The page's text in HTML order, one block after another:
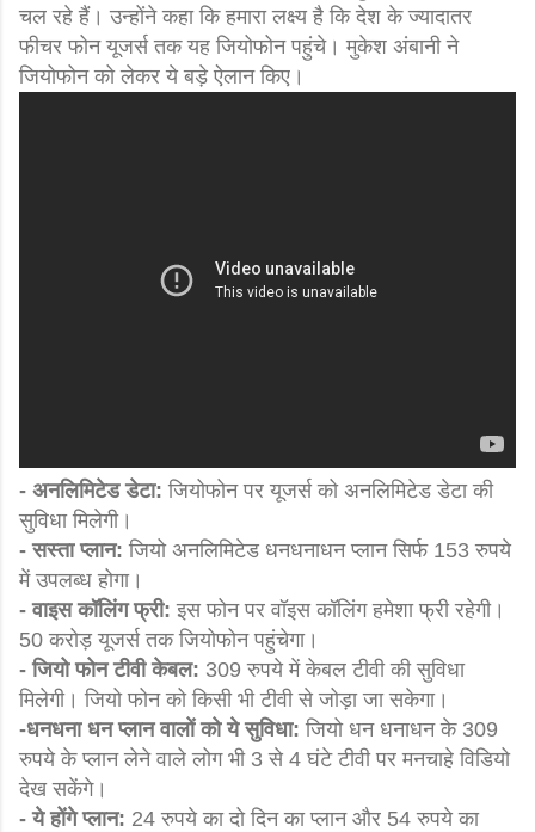
चल रहे हैं। उन्होंने कहा कि हमारा लक्ष्य है कि देश के ज्यादातर
फीचर फोन यूजर्स तक यह जियोफोन पहुंचे। मुकेश अंबानी ने
जियोफोन को लेकर ये बड़े ऐलान किए।
- अनलिमिटेड डेटा:जियोफोन पर यूजर्स को अनलिमिटेड डेटा की
सुविधा मिलेगी।
- सस्ता प्लान: जियो अनलिमिटेड धनधनाधन प्लान सिर्फ 153 रुपये
में उपलब्ध होगा।
- वाइस कॉलिंग फ्री: इस फोन पर वॉइस कॉलिंग हमेशा फ्री रहेगी।
50 करोड़ यूजर्स तक जियोफोन पहुंचेगा।
- जियो फोन टीवी केबल: 309 रुपये में केबल टीवी की सुविधा
मिलेगी। जियो फोन को किसी भी टीवी से जोड़ा जा सकेगा।
-धनधना धन प्लान वालों को ये सुविधा:जियो धन धनाधन के 309
रुपये के प्लान लेने वाले लोग भी 3 से 4 घंटे टीवी पर मनचाहे विडियो
देख सकेंगे।
- ये होंगे प्लान: 24 रुपये का दो दिन का प्लान और 54 रुपये का